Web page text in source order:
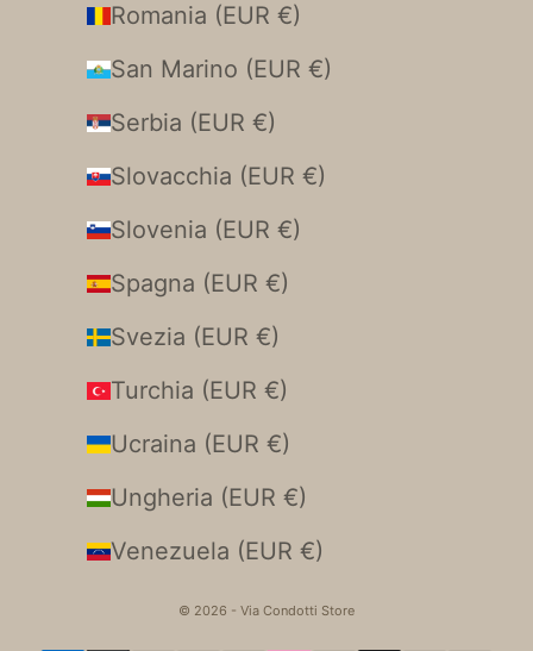
Romania (EUR €)
San Marino (EUR €)
Serbia (EUR €)
Slovacchia (EUR €)
Slovenia (EUR €)
Spagna (EUR €)
Svezia (EUR €)
Turchia (EUR €)
Ucraina (EUR €)
Ungheria (EUR €)
Venezuela (EUR €)
© 2026 - Via Condotti Store